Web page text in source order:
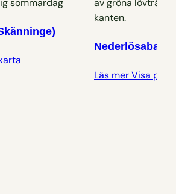
Nederlösabadet
Läs merVisa på